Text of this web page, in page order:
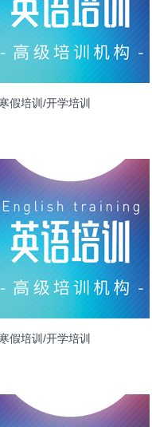
寒假培训/开学培训
寒假培训/开学培训